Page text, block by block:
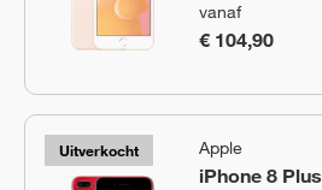
vanaf
€ 104,90
Uitverkocht Apple
iPhone 8 Plus